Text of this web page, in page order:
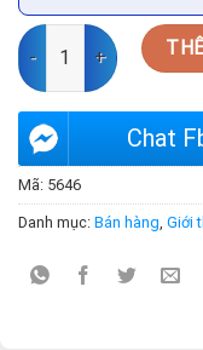
Mẫu Landing Page lọc
Chat
Mã: 5646
Danh mục: Bán hàng Giới